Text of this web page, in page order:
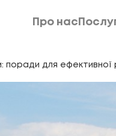
Про нас
поради для ефективної